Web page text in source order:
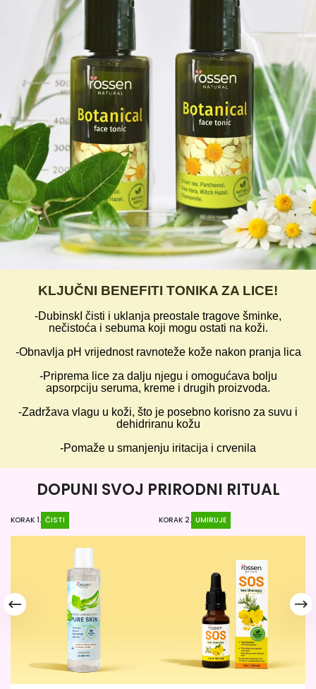
KLJUČNI BENEFITI TONIKA ZA LICE!
-DubinskI čisti i uklanja preostale tragove šminke,
nečistoća i sebuma koji mogu ostati na koži.
-Obnavlja pH vrijednost ravnoteže kože nakon pranja lica
-Priprema lice za dalju njegu i omogućava bolju
apsorpciju seruma, kreme i drugih proizvoda.
-Zadržava vlagu u koži, što je posebno korisno za suvu i
dehidriranu kožu
-Pomaže u smanjenju iritacija i crvenila
DOPUNI SVOJ PRIRODNI RITUAL
KORAK 1. ČISTI KORAK 2. UMIRUJE